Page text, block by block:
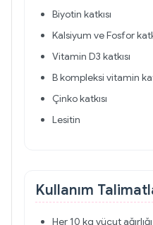
Biyotin katkısı
Kalsiyum ve Fosfor
Vitamin D3 katkısı
B kompleksi vitamin
Çinko katkısı
Lesitin
Kullanım
Her 10 kg vücut